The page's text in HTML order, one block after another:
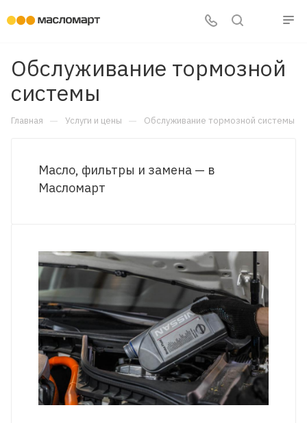
Обслуживание тормозной
системы
Главная — Услуги и цены — Обслуживание тормозной системы
Масло, фильтры и замена — в
Масломарт